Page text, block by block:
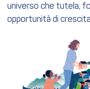
universo che tutela,
opportunità di